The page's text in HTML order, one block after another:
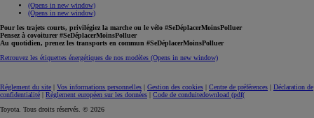
(Opens in new window)
(Opens in new window)
Pour les trajets courts, privilégiez la marche ou le vélo #SeDéplacerMoinsPolluer
Pensez à covoiturer #SeDéplacerMoinsPolluer
Au quotidien, prenez les transports en commun #SeDéplacerMoinsPolluer
Retrouvez les étiquettes énergétiques de nos modèles (Opens in new window)
Réglement du site | Vos informations personnelles | Gestion des cookies | Centre de préférences | Déclaration de
confidentialité | Règlement européen sur les données | Code de conduitedownload (pdf(
Toyota. Tous droits réservés. © 2026